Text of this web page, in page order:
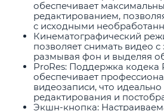
обеспечивает
редактированием,
с исходными
Кинематографический
позволяет снимать видео
размывая фон и выделяя
ProRes: Поддержка кодека
обеспечивает
видеозаписи, что
редактирования и
Экшн-кнопка: